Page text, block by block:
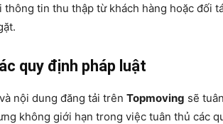
thông tin thu thập từ khách hàng hoặc đối
quy định pháp luật
nội dung đăng tải trên Topmoving sẽ
không giới hạn trong việc tuân thủ các